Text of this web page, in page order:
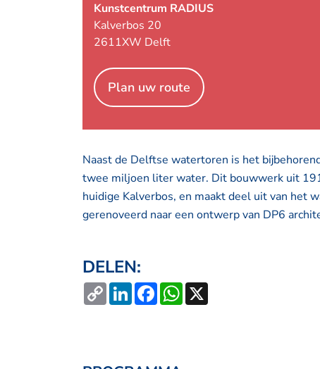
Kunstcentrum RADIUS
Kalverbos 20
2611XW Delft
Plan uw route
Naast de Delftse watertoren is het
twee miljoen liter water. Dit bouwwerk uit
huidige Kalverbos, en maakt deel uit van het
gerenoveerd naar een ontwerp van DP6
DELEN:
Copy
Link
LinkedInFacebookWhatsApp